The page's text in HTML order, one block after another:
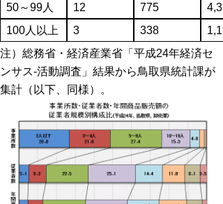
50～99人
12 775
100人以上
3 338
注）総務省・経済産業省「平成24年経済セ
ンサス-活動調査」結果から鳥取県統計課が
集計（以下、同様）。